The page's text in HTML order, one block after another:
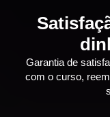
Garantia de
com o curso,